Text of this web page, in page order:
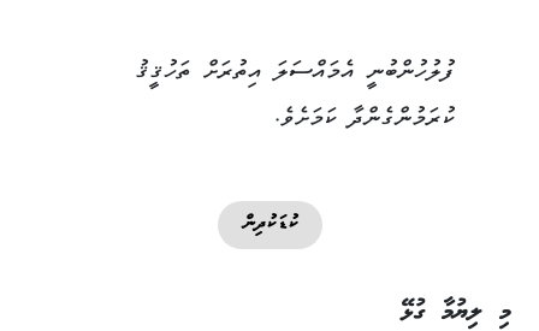
ފުލުހުންބުނީ އެމައްސަލަ އިތުރަށް ތަހުޤީޤު
ކުރަމުންގެންދާ ކަމަށެވެ.
ކުޑަކުދިން
މި ލިޔުމާ ގުޅޭ